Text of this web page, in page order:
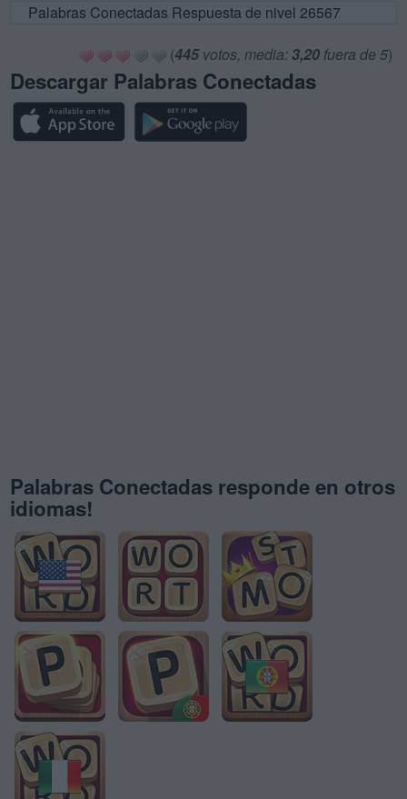
Palabras Conectadas Respuesta de nivel 26567
(445votos, media: 3,20 fuera de 5)
Descargar Palabras Conectadas
Palabras Conectadas responde en otros
idiomas!